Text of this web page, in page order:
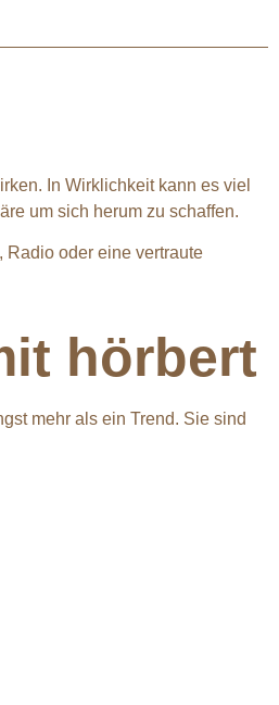
In Wirklichkeit kann es viel
um sich herum zu schaffen.
oder eine vertraute
hörbert
mehr als ein Trend. Sie sind